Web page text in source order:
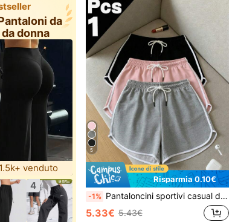
da
donna
1.5k+ venduto
4
5
Risparmia 0.10€
-1% Pantaloncini sportivi casual da donna estate 2026, neri con bordo bianco, vita elastica con coulisse, comodi, freschi e traspiranti, adatti per uso all'aperto, spiaggia e fitness, vestibilità ampia, regalo per fidanzata, amante, madre, miglior regalo per le vacanze
5.33€ 5.43€